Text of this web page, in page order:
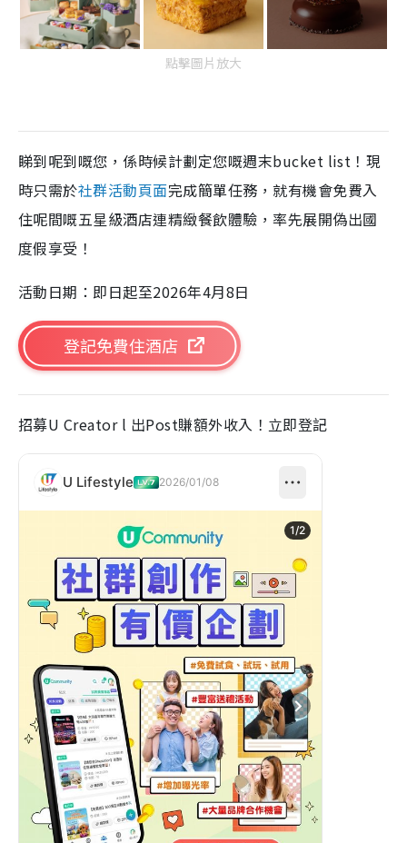
點擊圖片放大
睇到呢到嘅您，係時候計劃定您嘅週末bucket list！現
時只需於社群活動頁面完成簡單任務，就有機會免費入
住呢間嘅五星級酒店連精緻餐飲體驗，率先展開偽出國
度假享受！
活動日期：即日起至2026年4月8日
登記免費住酒店
招募U Creator l 出Post賺額外收入！立即登記